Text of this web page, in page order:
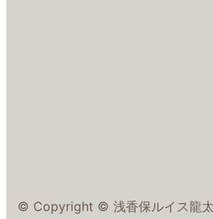
© Copyright © 浅香保ルイス龍